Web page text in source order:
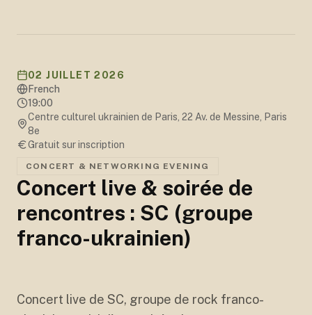
02 JUILLET 2026
French
19:00
Centre culturel ukrainien de Paris, 22 Av. de Messine, Paris
8e
Gratuit sur inscription
CONCERT & NETWORKING EVENING
Concert live & soirée de
rencontres : SC (groupe
franco-ukrainien)
Concert live de SC, groupe de rock franco-